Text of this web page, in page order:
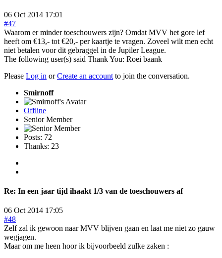
06 Oct 2014 17:01
#47
Waarom er minder toeschouwers zijn? Omdat MVV het gore lef
heeft om €13,- tot €20,- per kaartje te vragen. Zoveel wilt men echt
niet betalen voor dit gebraggel in de Jupiler League.
The following user(s) said Thank You: Roei baank
Please Log in orCreate an account to join the conversation.
Smirnoff
Offline
Senior Member
Posts: 72
Thanks: 23
Re: In een jaar tijd ihaakt 1/3 van de toeschouwers af
06 Oct 2014 17:05
#48
Zelf zal ik gewoon naar MVV blijven gaan en laat me niet zo gauw
wegjagen.
Maar om me heen hoor ik bijvoorbeeld zulke zaken :